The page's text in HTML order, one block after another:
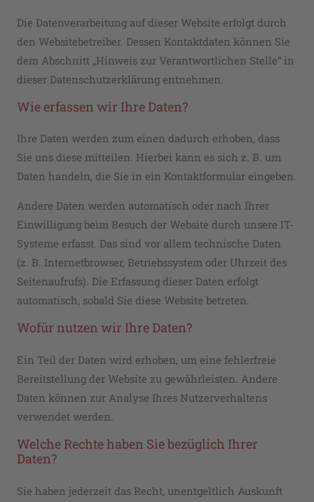
Die Datenverarbeitung auf dieser Website erfolgt durch
den Websitebetreiber. Dessen Kontaktdaten können Sie
dem Abschnitt „Hinweis zur Verantwortlichen Stelle“ in
dieser Datenschutzerklärung entnehmen.
Wie erfassen wir Ihre Daten?
Ihre Daten werden zum einen dadurch erhoben, dass
Sie uns diese mitteilen. Hierbei kann es sich z. B. um
Daten handeln, die Sie in ein Kontaktformular eingeben.
Andere Daten werden automatisch oder nach Ihrer
Einwilligung beim Besuch der Website durch unsere IT-
Systeme erfasst. Das sind vor allem technische Daten
(z. B. Internetbrowser, Betriebssystem oder Uhrzeit des
Seitenaufrufs). Die Erfassung dieser Daten erfolgt
automatisch, sobald Sie diese Website betreten.
Wofür nutzen wir Ihre Daten?
Ein Teil der Daten wird erhoben, um eine fehlerfreie
Bereitstellung der Website zu gewährleisten. Andere
Daten können zur Analyse Ihres Nutzerverhaltens
verwendet werden.
Welche Rechte haben Sie bezüglich Ihrer
Daten?
Sie haben jederzeit das Recht, unentgeltlich Auskunft